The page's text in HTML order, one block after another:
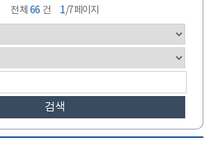
전체 66 건 1/7페이지
검색